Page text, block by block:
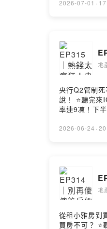
啡 https://
2026-07-01 ·
地
央行Q2管制
說！ ⭐聽完來IG找詹哥聊聊⭐https://bit.ly/
率連9凍！下半年重啟升息
⭐每週三更新
2026-06-24 ·
地
從租小雅房到
買房不可？ ⭐聽完來IG找詹哥聊聊